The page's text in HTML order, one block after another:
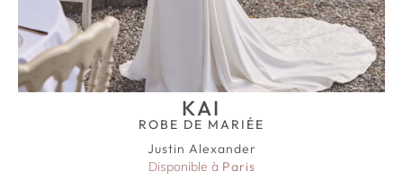
KAI
ROBE DE MARIÉE
Justin Alexander
Disponible à Paris